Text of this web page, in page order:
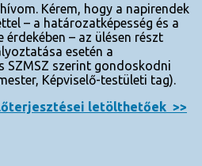
Kérem, hogy a napirendek
– a határozatképesség és a
– az ülésen részt
esetén a
SZMSZ szerint gondoskodni
Képviselő-testületi tag).
letölthetőek >>